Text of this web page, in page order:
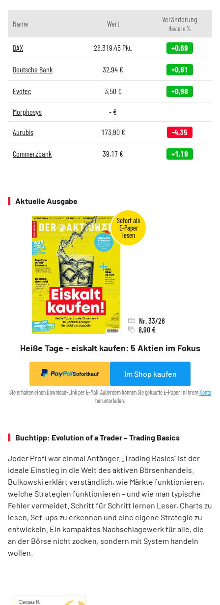
Name Wert Veränderung
Heute in %
DAX 26.319,45 Pkt. +0,69
Deutsche Bank 32,94 € +0,81
Evotec 3,50€ +0,98
Morphosys - €
Aurubis 173,90€ -4,35
Commerzbank 39,17 € +1,19
Aktuelle Ausgabe
Heiße Tage – eiskalt kaufen: 5 Aktien im Fokus
Nr. 33/26
8,90 €
Sofortkauf Im Shop kaufen
Sie erhalten einen Download-Link per E-Mail. Außerdem können Sie gekaufte E-Paper in IhremKonto
herunterladen.
Buchtipp: Evolution of a Trader – Trading Basics
Jeder Profi war einmal Anfänger. „Trading Basics“ ist der
ideale Einstieg in die Welt des aktiven Börsenhandels.
Bulkowski erklärt verständlich, wie Märkte funktionieren,
welche Strategien funktionieren – und wie man typische
Fehler vermeidet. Schritt für Schritt lernen Leser, Charts zu
lesen, Set-ups zu erkennen und eine eigene Strategie zu
entwickeln. Ein kompaktes Nachschlagewerk für alle, die
an der Börse nicht zocken, sondern mit System handeln
wollen.